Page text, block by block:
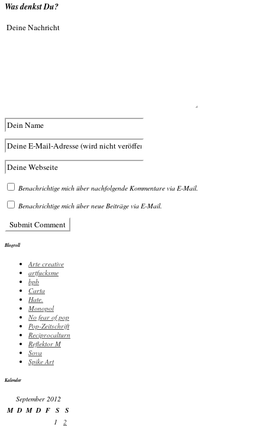
Was denkst Du?
Benachrichtige mich über nachfolgende Kommentare via E-Mail.
Benachrichtige mich über neue Beiträge via E-Mail.
Blogroll
Arte creative
artfucksme
bpb
Carta
Hate.
Monopol
No fear of pop
Pop-Zeitschrift
Reciprocalturn
Reflektor M
Sova
Spike Art
Kalender
September 2012
M D M D F S S
1
2